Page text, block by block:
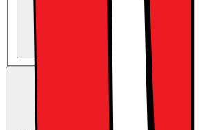
Köp utan abonnemang
Trade-in:
Uppgradera för mindre